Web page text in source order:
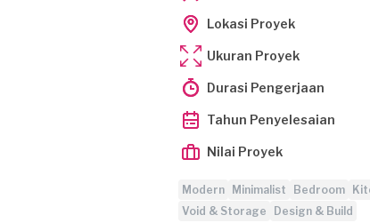
Lokasi Proyek
Ukuran Proyek
Durasi Pengerjaan
Tahun Penyelesaian
Nilai Proyek
Modern Minimalist Bedroom
Void & Storage
Design & Build